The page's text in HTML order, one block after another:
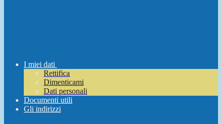
I miei dati
Rettifica
Dimenticami
Dati personali
Documenti utili
Gli indirizzi